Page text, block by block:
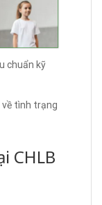
chuẩn kỹ
về tình trạng
CHLB